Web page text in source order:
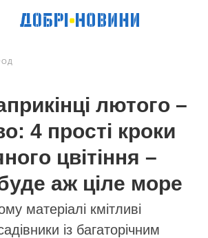
лютого –
4 прості кроки
цвітіння –
аж ціле море
матеріалі кмітливі
із багаторічним